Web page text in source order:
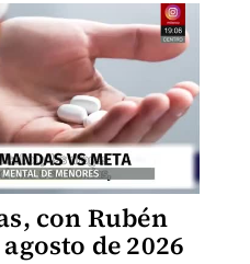
con Rubén
de 2026